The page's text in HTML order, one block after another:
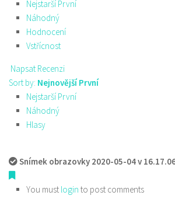
Nejstarší První
Náhodný
Hodnocení
Vstřícnost
Napsat Recenzi
Sort by: Nejnovější První
Nejstarší První
Náhodný
Hlasy
Snímek obrazovky 2020-05-04 v
You must login to post comments